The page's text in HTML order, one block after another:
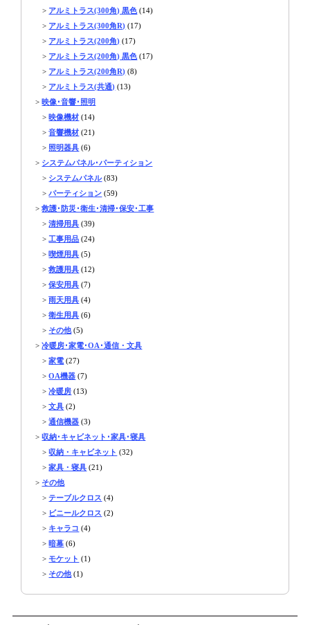
> アルミトラス(300角) 黒色 (14)
> アルミトラス(300角R) (17)
> アルミトラス(200角) (17)
> アルミトラス(200角) 黒色 (17)
> アルミトラス(200角R) (8)
> アルミトラス(共通) (13)
>映像･音響･照明
>映像機材 (14)
>音響機材 (21)
> 照明器具 (6)
> システムパネル･パーティション
> システムパネル(83)
>パーティション (59)
>救護･防災･衛生･清掃･保安･工事
>清掃用具 (39)
> 工事用品 (24)
>喫煙用具 (5)
>救護用具 (12)
>保安用具 (7)
>雨天用具 (4)
>衛生用具 (6)
> その他(5)
>冷暖房･家電･OA･通信・文具
>家電 (27)
>OA機器 (7)
>冷暖房 (13)
>文具 (2)
>通信機器 (3)
>収納･キャビネット･家具･寝具
>収納・キャビネット (32)
>家具・寝具 (21)
> その他
>テーブルクロス (4)
> ビニールクロス (2)
> キャラコ (4)
>暗幕 (6)
>モケット (1)
> その他(1)